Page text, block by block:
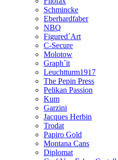
Schmincke
Eberhardfaber
NBQ
Figured´Art
C-Secure
Molotow
Graph´it
Leuchtturm1917
The Pepin Press
Pelikan Passion
Kum
Garzini
Jacques Herbin
Trodat
Papiro Gold
Montana Cans
Diplomat